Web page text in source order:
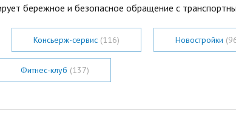
бережное и безопасное обращение с
Консьерж-сервис (116) Новостройки
Фитнес-клуб (137)